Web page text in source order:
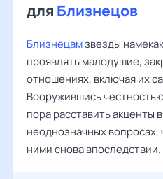
для Близнецов
Близнецамзвезды
проявлять малодушие,
отношениях, включая их
Вооружившись
пора расставить акценты
неоднозначных вопросах,
ними снова впоследствии.